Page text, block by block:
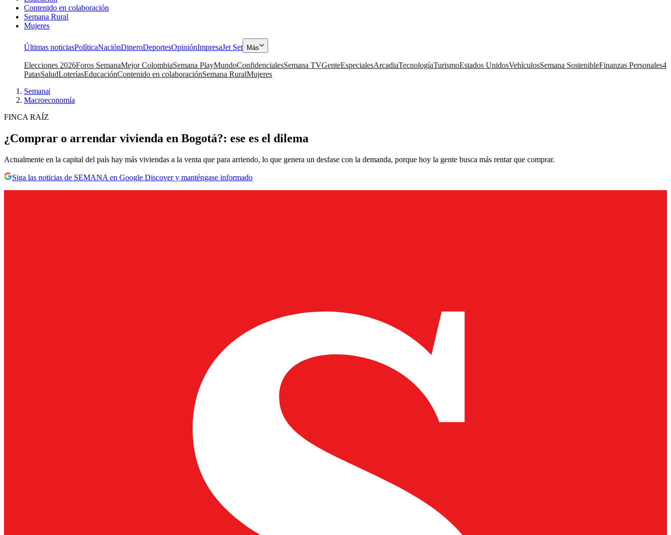
Contenido en colaboración
Semana Rural
Mujeres
Últimas noticiasPolíticaNaciónDineroDeportesOpiniónImpresaJet Set Más
Elecciones 2026Foros SemanaMejor ColombiaSemana PlayMundoConfidencialesSemana TVGenteEspecialesArcadiaTecnologíaTurismoEstados UnidosVehículosSemana SostenibleFinanzas Personales4
PatasSaludLoteríasEducaciónContenido en colaboraciónSemana RuralMujeres
Semana|
Macroeconomía
FINCA RAÍZ
¿Comprar o arrendar vivienda en Bogotá?: ese es el dilema
Actualmente en la capital del país hay más viviendas a la venta que para arriendo, lo que genera un desfase con la demanda, porque hoy la gente busca más rentar que comprar.
Siga las noticias de SEMANA en Google Discover y manténgase informado